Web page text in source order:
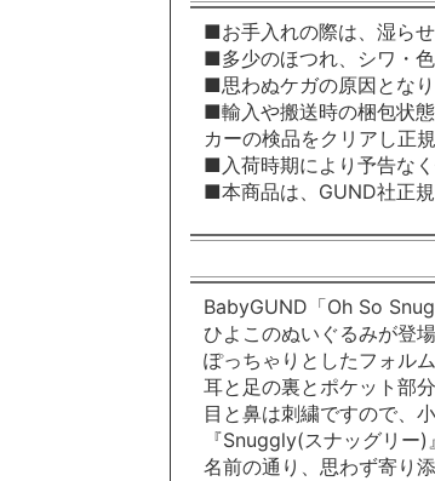
■お手入れの際は、湿ら
■多少のほつれ、シワ・
■思わぬケガの原因とな
■輸入や搬送時の梱包状
カーの検品をクリアし正
■入荷時期により予告な
■本商品は、GUND社正規
BabyGUND「Oh So
ひよこのぬいぐるみが登場
ぽっちゃりとしたフォル
耳と足の裏とポケット部
目と鼻は刺繍ですので、
『Snuggly(スナッグリー)
名前の通り、思わず寄り